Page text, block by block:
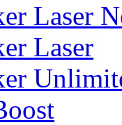
Laser
Laser